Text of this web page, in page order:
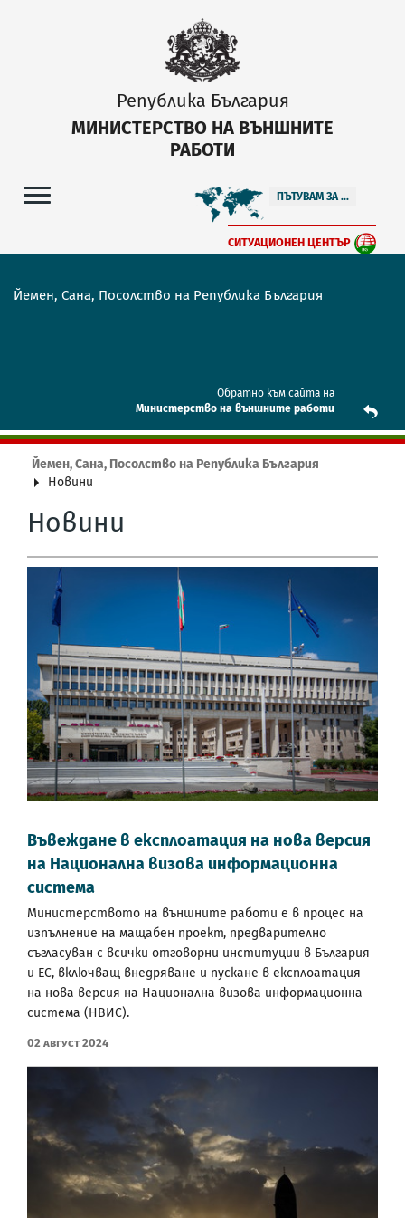
Република България
МИНИСТЕРСТВО НА ВЪНШНИТЕ
РАБОТИ
ПЪТУВАМ ЗА ...
СИТУАЦИОНЕН ЦЕНТЪР
Йемен, Сана, Посолство на Република България
Обратно към сайта на
Mинистерство на външните работи
Йемен, Сана, Посолство на Република България
Новини
Новини
Въвеждане в експлоатация на нова версия
на Национална визова информационна
система
Министерството на външните работи е в процес на
изпълнение на мащабен проект, предварително
съгласуван с всички отговорни институции в България
и ЕС, включващ внедряване и пускане в експлоатация
на нова версия на Национална визова информационна
система (НВИС).
02 Август 2024